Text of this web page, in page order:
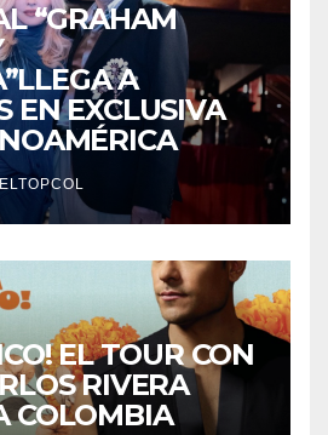
“GRAHAM
A
EN EXCLUSIVA
EL TOUR CON
RIVERA
COLOMBIA